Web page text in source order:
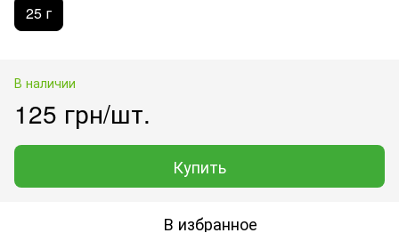
25 г
В наличии
125 грн/шт.
Купить
В избранное